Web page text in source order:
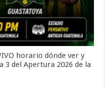
horario dónde ver y
3 del Apertura 2026 de la